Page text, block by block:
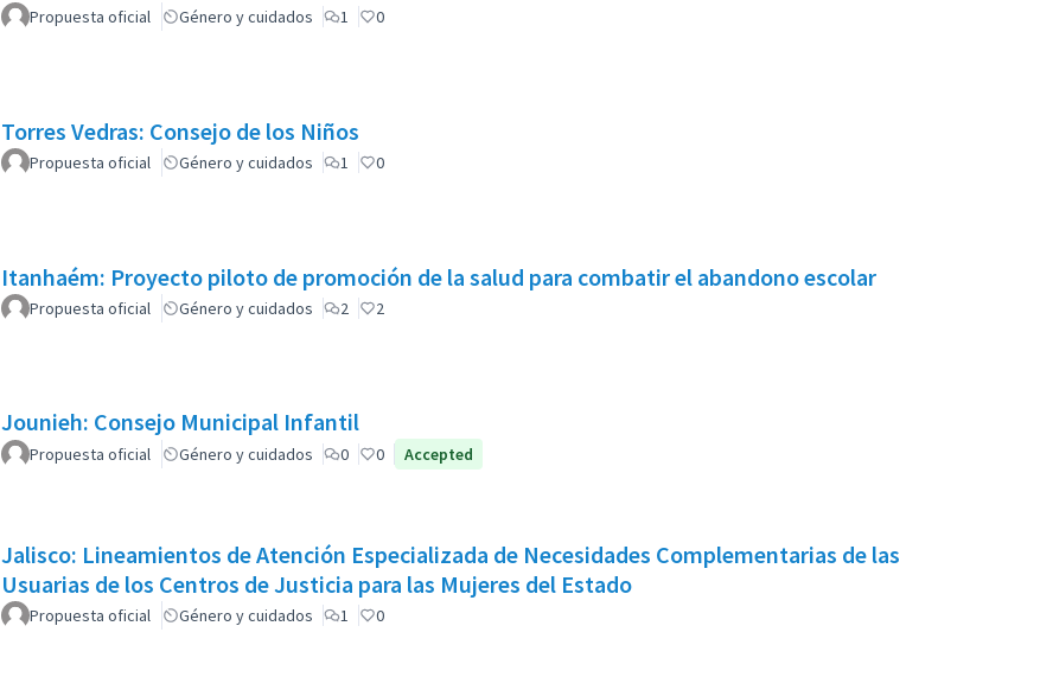
Propuesta oficial Género y cuidados 1 0
Torres Vedras: Consejo de los Niños
Propuesta oficial Género y cuidados 1 0
Itanhaém: Proyecto piloto de promoción de la salud para combatir el abandono escolar
Propuesta oficial Género y cuidados 2 2
Jounieh: Consejo Municipal Infantil
Propuesta oficial Género y cuidados 0 0 Accepted
Jalisco: Lineamientos de Atención Especializada de Necesidades Complementarias de las
Usuarias de los Centros de Justicia para las Mujeres del Estado
Propuesta oficial Género y cuidados 1 0